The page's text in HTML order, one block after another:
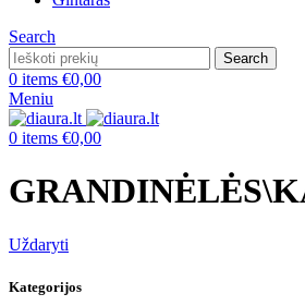
Search
Search
0 items €0,00
Meniu
0 items €0,00
Uždaryti
Kategorijos